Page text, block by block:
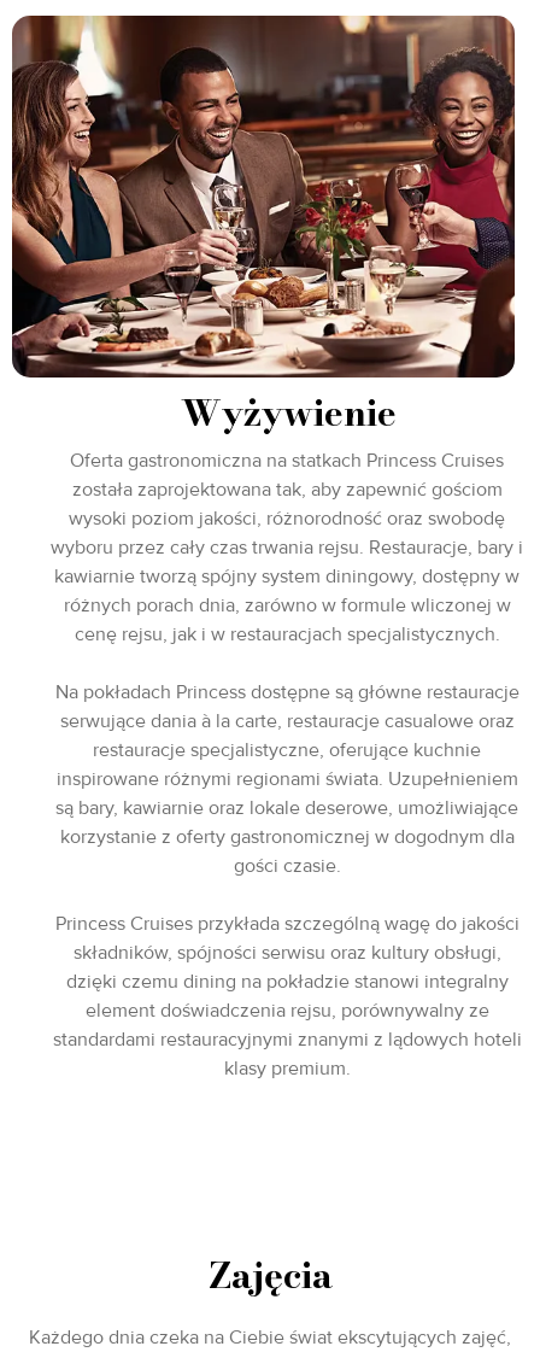
Wyżywienie
Oferta gastronomiczna na statkach Princess Cruises
została zaprojektowana tak, aby zapewnić gościom
wysoki poziom jakości, różnorodność oraz swobodę
wyboru przez cały czas trwania rejsu. Restauracje, bary i
kawiarnie tworzą spójny system diningowy, dostępny w
różnych porach dnia, zarówno w formule wliczonej w
cenę rejsu, jak i w restauracjach specjalistycznych.
Na pokładach Princess dostępne są główne restauracje
serwujące dania à la carte, restauracje casualowe oraz
restauracje specjalistyczne, oferujące kuchnie
inspirowane różnymi regionami świata. Uzupełnieniem
są bary, kawiarnie oraz lokale deserowe, umożliwiające
korzystanie z oferty gastronomicznej w dogodnym dla
gości czasie.
Princess Cruises przykłada szczególną wagę do jakości
składników, spójności serwisu oraz kultury obsługi,
dzięki czemu dining na pokładzie stanowi integralny
element doświadczenia rejsu, porównywalny ze
standardami restauracyjnymi znanymi z lądowych hoteli
klasy premium.
Zajęcia
Każdego dnia czeka na Ciebie świat ekscytujących zajęć,